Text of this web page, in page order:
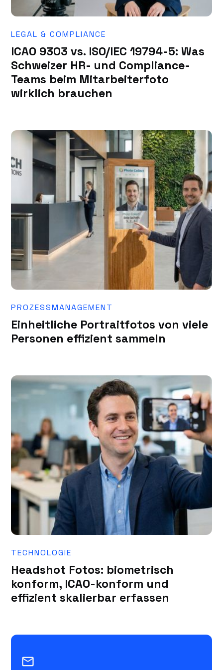
LEGAL & COMPLIANCE
ICAO 9303 vs. ISO/IEC 19794-5: Was
Schweizer HR- und Compliance-
Teams beim Mitarbeiterfoto
wirklich brauchen
PROZESSMANAGEMENT
Einheitliche Portraitfotos von viele
Personen effizient sammeln
TECHNOLOGIE
Headshot Fotos: biometrisch
konform, ICAO-konform und
effizient skalierbar erfassen
mail_outline